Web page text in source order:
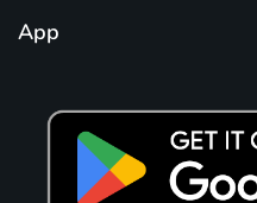
App